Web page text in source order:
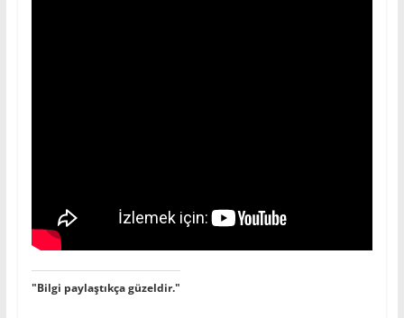
"Bilgi paylaştıkça güzeldir."